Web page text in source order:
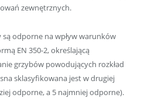
zewnętrznych.
odporne na wpływ warunków
EN 350-2, określającą
grzybów powodujących rozkład
sklasyfikowana jest w drugiej
odporne, a 5 najmniej odporne).